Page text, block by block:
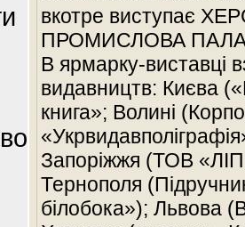
вкотре виступає
ПРОМИСЛОВА
В ярмарку-виставці
видавництв: Києва
книга»; Волині
Запоріжжя (ТОВ
Тернополя
білобока»); Львова